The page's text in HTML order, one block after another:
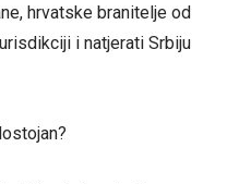
hrvatske branitelje od
i natjerati Srbiju